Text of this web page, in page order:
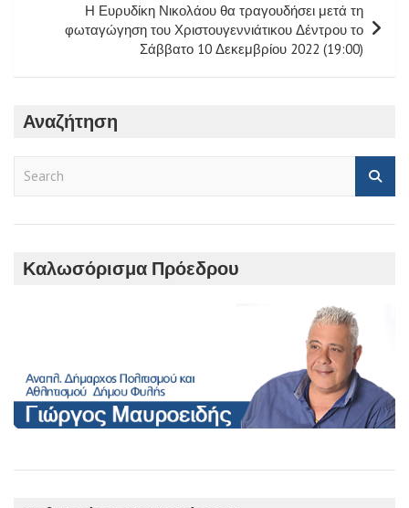
Η Ευρυδίκη Νικολάου θα τραγουδήσει μετά τη
φωταγώγηση του Χριστουγεννιάτικου Δέντρου το
Σάββατο 10 Δεκεμβρίου 2022 (19:00)
Αναζήτηση
r
Καλωσόρισμα Πρόεδρου